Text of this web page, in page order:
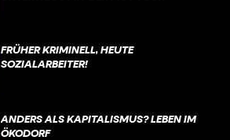
FRÜHER KRIMINELL, HEUTE
SOZIALARBEITER!
ANDERS ALS KAPITALISMUS? LEBEN IM
ÖKODORF